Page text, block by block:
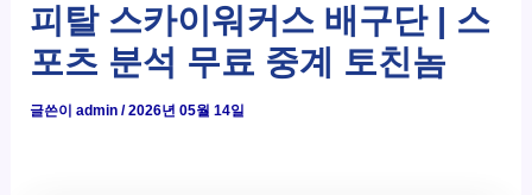
피탈 스카이워커스 배구단 | 스
포츠 분석 무료 중계 토친놈
글쓴이admin/2026년 05월 14일